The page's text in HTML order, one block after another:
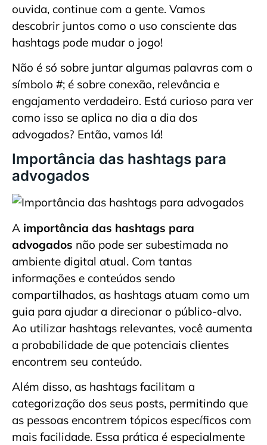
ouvida, continue com a gente. Vamos
descobrir juntos como o uso consciente das
hashtags pode mudar o jogo!
Não é só sobre juntar algumas palavras com o
símbolo #; é sobre conexão, relevância e
engajamento verdadeiro. Está curioso para ver
como isso se aplica no dia a dia dos
advogados? Então, vamos lá!
Importância das hashtags para
advogados
A importância das hashtags para
advogados não pode ser subestimada no
ambiente digital atual. Com tantas
informações e conteúdos sendo
compartilhados, as hashtags atuam como um
guia para ajudar a direcionar o público-alvo.
Ao utilizar hashtags relevantes, você aumenta
a probabilidade de que potenciais clientes
encontrem seu conteúdo.
Além disso, as hashtags facilitam a
categorização dos seus posts, permitindo que
as pessoas encontrem tópicos específicos com
mais facilidade. Essa prática é especialmente